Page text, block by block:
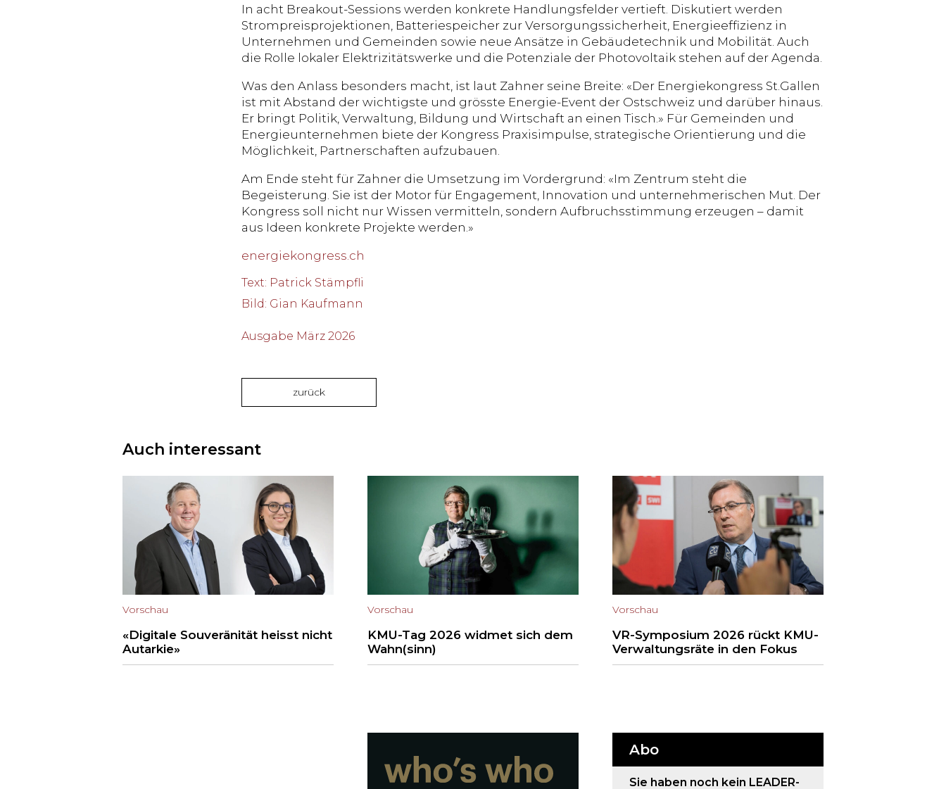
In acht Breakout-Sessions werden konkrete Handlungsfelder vertieft. Diskutiert werden
Strompreisprojektionen, Batteriespeicher zur Versorgungssicherheit, Energieeffizienz in
Unternehmen und Gemeinden sowie neue Ansätze in Gebäudetechnik und Mobilität. Auch
die Rolle lokaler Elektrizitätswerke und die Potenziale der Photovoltaik stehen auf der Agenda.
Was den Anlass besonders macht, ist laut Zahner seine Breite: «Der Energiekongress St.Gallen
ist mit Abstand der wichtigste und grösste Energie-Event der Ostschweiz und darüber hinaus.
Er bringt Politik, Verwaltung, Bildung und Wirtschaft an einen Tisch.» Für Gemeinden und
Energieunternehmen biete der Kongress Praxisimpulse, strategische Orientierung und die
Möglichkeit, Partnerschaften aufzubauen.
Am Ende steht für Zahner die Umsetzung im Vordergrund: «Im Zentrum steht die
Begeisterung. Sie ist der Motor für Engagement, Innovation und unternehmerischen Mut. Der
Kongress soll nicht nur Wissen vermitteln, sondern Aufbruchsstimmung erzeugen – damit
aus Ideen konkrete Projekte werden.»
energiekongress.ch
Text: Patrick Stämpfli
Bild: Gian Kaufmann
Ausgabe März 2026
zurück
Auch interessant
Vorschau
«Digitale Souveränität heisst nicht
Autarkie»
Vorschau
KMU-Tag 2026 widmet sich dem
Wahn(sinn)
Vorschau
VR-Symposium 2026 rückt KMU-
Verwaltungsräte in den Fokus
Abo
Sie haben noch kein LEADER-